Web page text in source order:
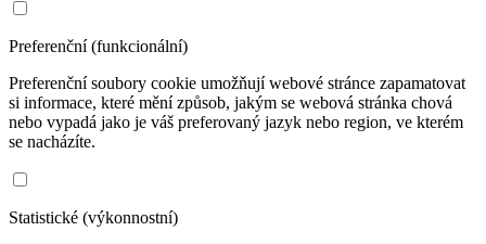
Preferenční (funkcionální)
Preferenční soubory cookie umožňují webové stránce zapamatovat
si informace, které mění způsob, jakým se webová stránka chová
nebo vypadá jako je váš preferovaný jazyk nebo region, ve kterém
se nacházíte.
Statistické (výkonnostní)